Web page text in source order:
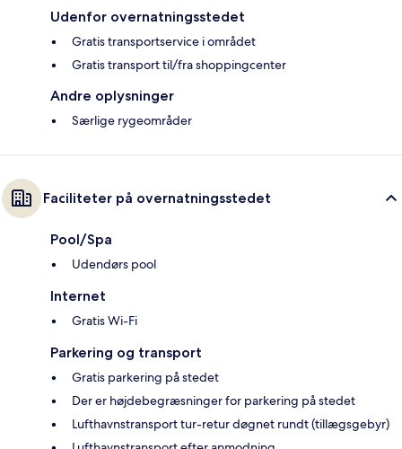
Udenfor overnatningsstedet
Gratis transportservice i området
Gratis transport til/fra shoppingcenter
Andre oplysninger
Særlige rygeområder
Faciliteter på overnatningsstedet
Pool/Spa
Udendørs pool
Internet
Gratis Wi-Fi
Parkering og transport
Gratis parkering på stedet
Der er højdebegræsninger for parkering på stedet
Lufthavnstransport tur-retur døgnet rundt (tillægsgebyr)